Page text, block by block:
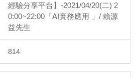
經驗分享平台】-2021/04/20(二) 2
0:00~22:00「AI實務應用 」/ 賴源
益先生
814